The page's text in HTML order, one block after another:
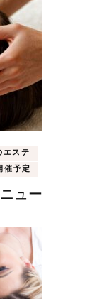
ステ
催予定
ュー